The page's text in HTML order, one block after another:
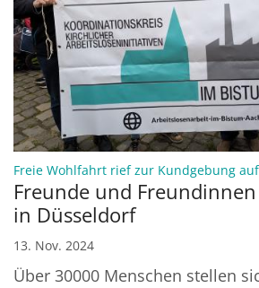
Freie Wohlfahrt rief zur Kundgebung auf:
Freunde und Freundinnen
in Düsseldorf
13. Nov. 2024
Über 30000 Menschen stellen